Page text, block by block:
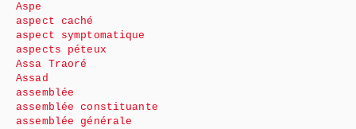
Aspe
aspect caché
aspect symptomatique
aspects péteux
Assa Traoré
Assad
assemblée
assemblée constituante
assemblée générale